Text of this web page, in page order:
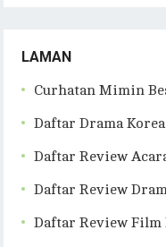
LAMAN
Curhatan Mimin
Daftar Drama
Daftar Review
Daftar Review
Daftar Review Film